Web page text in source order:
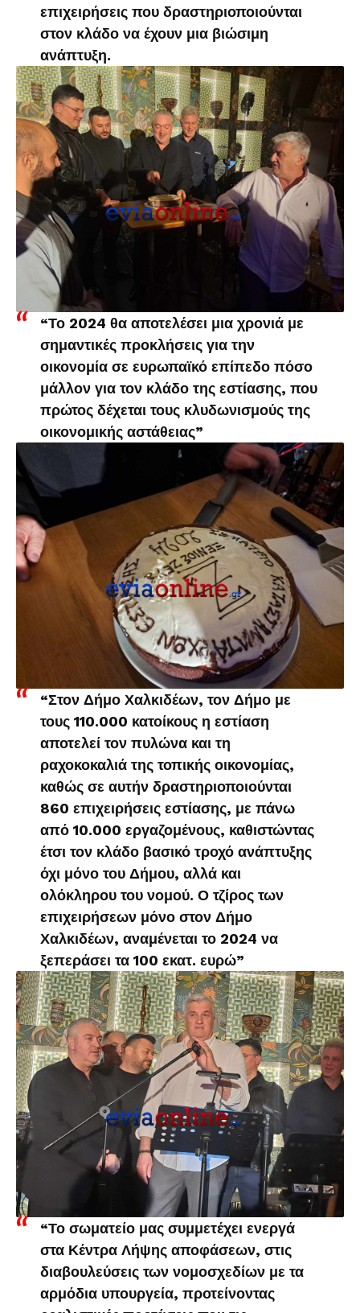
επιχειρήσεις που δραστηριοποιούνται
στον κλάδο να έχουν μια βιώσιμη
ανάπτυξη.
“Το 2024 θα αποτελέσει μια χρονιά με
σημαντικές προκλήσεις για την
οικονομία σε ευρωπαϊκό επίπεδο πόσο
μάλλον για τον κλάδο της εστίασης, που
πρώτος δέχεται τους κλυδωνισμούς της
οικονομικής αστάθειας”
“Στον Δήμο Χαλκιδέων, τον Δήμο με
τους 110.000 κατοίκους η εστίαση
αποτελεί τον πυλώνα και τη
ραχοκοκαλιά της τοπικής οικονομίας,
καθώς σε αυτήν δραστηριοποιούνται
860 επιχειρήσεις εστίασης, με πάνω
από 10.000 εργαζομένους, καθιστώντας
έτσι τον κλάδο βασικό τροχό ανάπτυξης
όχι μόνο του Δήμου, αλλά και
ολόκληρου του νομού. Ο τζίρος των
επιχειρήσεων μόνο στον Δήμο
Χαλκιδέων, αναμένεται το 2024 να
ξεπεράσει τα 100 εκατ. ευρώ”
“Το σωματείο μας συμμετέχει ενεργά
στα Κέντρα Λήψης αποφάσεων, στις
διαβουλεύσεις των νομοσχεδίων με τα
αρμόδια υπουργεία, προτείνοντας